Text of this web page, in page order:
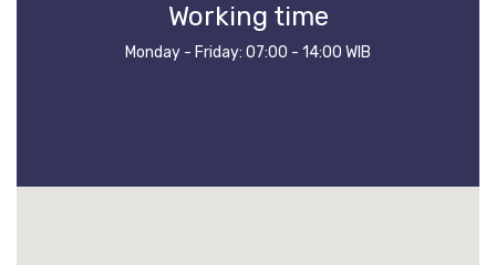
Working time
Monday - Friday: 07:00 - 14:00 WIB